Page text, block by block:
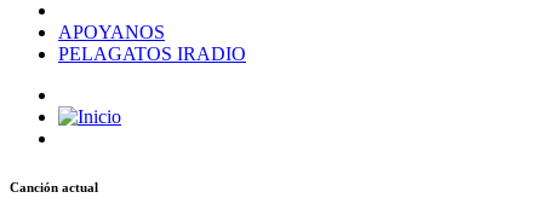
APOYANOS
PELAGATOS IRADIO
Canción actual